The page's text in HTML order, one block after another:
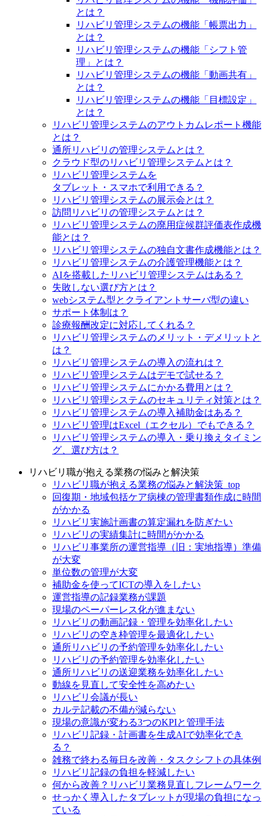
とは？
リハビリ管理システムの機能「帳票出力」
とは？
リハビリ管理システムの機能「シフト管
理」とは？
リハビリ管理システムの機能「動画共有」
とは？
リハビリ管理システムの機能「目標設定」
とは？
リハビリ管理システムのアウトカムレポート機能
とは？
通所リハビリの管理システムとは？
クラウド型のリハビリ管理システムとは？
リハビリ管理システムを
タブレット・スマホで利用できる？
リハビリ管理システムの展示会とは？
訪問リハビリの管理システムとは？
リハビリ管理システムの廃用症候群評価表作成機
能とは？
リハビリ管理システムの独自文書作成機能とは？
リハビリ管理システムの介護管理機能とは？
AIを搭載したリハビリ管理システムはある？
失敗しない選び方とは？
webシステム型とクライアントサーバ型の違い
サポート体制は？
診療報酬改定に対応してくれる？
リハビリ管理システムのメリット・デメリットと
は？
リハビリ管理システムの導入の流れは？
リハビリ管理システムはデモで試せる？
リハビリ管理システムにかかる費用とは？
リハビリ管理システムのセキュリティ対策とは？
リハビリ管理システムの導入補助金はある？
リハビリ管理はExcel（エクセル）でもできる？
リハビリ管理システムの導入・乗り換えタイミン
グ、選び方は？
リハビリ職が抱える業務の悩みと解決策
リハビリ職が抱える業務の悩みと解決策_top
回復期・地域包括ケア病棟の管理書類作成に時間
がかかる
リハビリ実施計画書の算定漏れを防ぎたい
リハビリの実績集計に時間がかかる
リハビリ事業所の運営指導（旧：実地指導）準備
が大変
単位数の管理が大変
補助金を使ってICTの導入をしたい
運営指導の記録業務が課題
現場のペーパーレス化が進まない
リハビリの動画記録・管理を効率化したい
リハビリの空き枠管理を最適化したい
通所リハビリの予約管理を効率化したい
リハビリの予約管理を効率化したい
通所リハビリの送迎業務を効率化したい
動線を見直して安全性を高めたい
リハビリ会議が長い
カルテ記載の不備が減らない
現場の意識が変わる3つのKPIと管理手法
リハビリ記録・計画書を生成AIで効率化でき
る？
雑務で終わる毎日を改善・タスクシフトの具体例
リハビリ記録の負担を軽減したい
何から改善？リハビリ業務見直しフレームワーク
せっかく導入したタブレットが現場の負担になっ
ている